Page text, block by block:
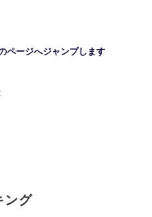
ページへジャンプします
ング